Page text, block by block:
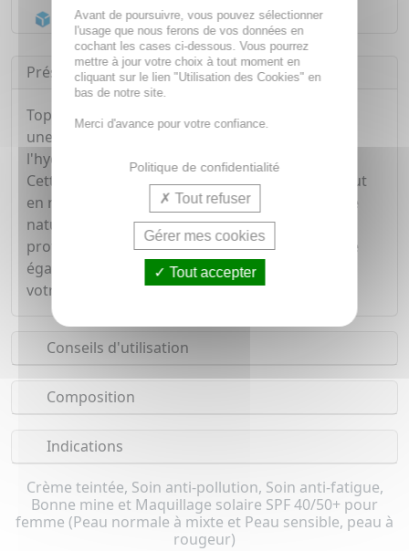
Acheminement Chronoposten 24h*
Présentation
Topicrem Hydra+ Crème Teintée Éclat SPF40 est
une crème teintée, spécialement formulée pour
l'hydratation des peaux sensibles.
Cette crème teintée permet d'unifier le teint, tout
en réveillant son éclat pour un effet bonne mine
naturel et immédiat. Grâce à son filtre SPF40, il
protège votre peau des rayons UV, et la protège
également de la pollution. Dès son application,
votre peau est hydratée durant 24h non-stop.
Conseils d'utilisation
Composition
Indications
Crème teintée, Soin anti-pollution, Soin anti-fatigue,
Bonne mine et Maquillage solaire SPF 40/50+ pour
femme (Peau normale à mixte et Peau sensible, peau à
rougeur)
Avant de poursuivre, vous pouvez sélectionner
l'usage que nous ferons de vos données en
cochant les cases ci-dessous. Vous pourrez
mettre à jour votre choix à tout moment en
cliquant sur le lien "Utilisation des Cookies" en
bas de notre site.
Merci d'avance pour votre confiance.
Politique de confidentialité
Tout refuser
Gérer mes cookies
Tout accepter